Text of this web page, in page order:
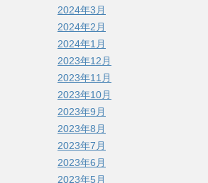
2024年3月
2024年2月
2024年1月
2023年12月
2023年11月
2023年10月
2023年9月
2023年8月
2023年7月
2023年6月
2023年5月